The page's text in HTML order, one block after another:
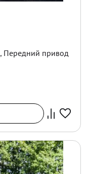
, Передний привод